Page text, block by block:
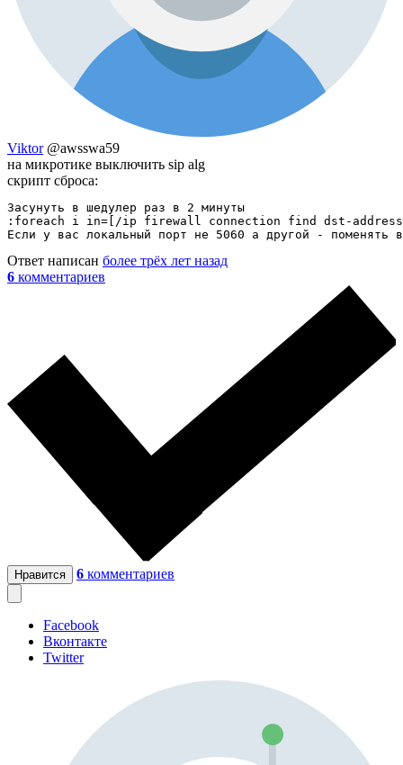
Viktor @awsswa59
на микротике выключить sip alg
скрипт сброса:
Засунуть в шедулер раз в 2 минуты
:foreach i in=[/ip firewall connection find dst-
Если у вас локальный порт не 5060 а другой - поменять
Ответ написан более трёх лет назад
6 комментариев
Нравится 6 комментариев
Facebook
Вконтакте
Twitter